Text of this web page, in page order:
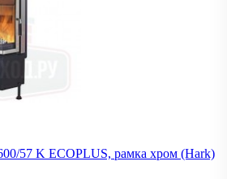
57 K ECOPLUS, рамка хром (Hark)